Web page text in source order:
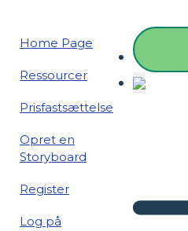
Home Page
Ressourcer
Prisfastsættelse
Opret en
Storyboard
Register
Log på